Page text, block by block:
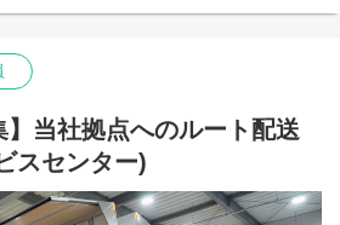
するため、企業型確定拠出年金（DC）
に応じて本人も積み立て・運用できる
担当します。
事です。
度。
タッフが対応。
るため、工事に専念できる環境が整っ
】当社拠点へのルート配送
スセンター)